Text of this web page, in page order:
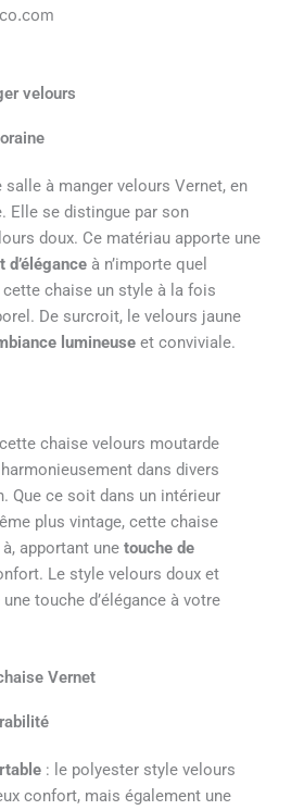
velours
salle à manger velours Vernet, en
Elle se distingue par son
doux. Ce matériau apporte une
d’éléganceà n’importe quel
chaise un style à la fois
De surcroit, le velours jaune
lumineuseet conviviale.
chaise velours moutarde
dans divers
Que ce soit dans un intérieur
plus vintage, cette chaise
apportant une touche de
Le style velours doux et
touche d’élégance à votre
Vernet
: le polyester style velours
confort, mais également une